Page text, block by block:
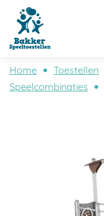
Home Toestellen
Speelcombinaties